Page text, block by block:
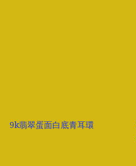
9k翡翠蛋面白底青耳環